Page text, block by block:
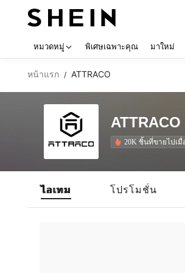
หมวดหมู่ พิเศษเฉพาะคุณ มาใหม่
หน้าแรก / ATTRACO
ATTRACO
20K ชิ้นที่ขายไปเมื่
ไอเทม โปรโมชั่น